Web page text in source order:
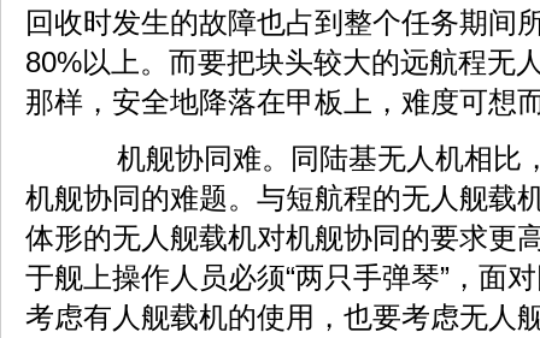
回收时发生的故障也占到整个任务期间
80%以上。而要把块头较大的远航程无
那样，安全地降落在甲板上，难度可想
机舰协同难。同陆基无人机相比
机舰协同的难题。与短航程的无人舰载
体形的无人舰载机对机舰协同的要求更
于舰上操作人员必须“两只手弹琴”，面
考虑有人舰载机的使用，也要考虑无人